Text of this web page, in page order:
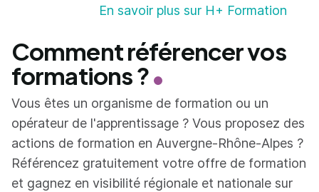
En savoir plus sur H+ Formation
Comment référencer vos
formations ?
Vous êtes un organisme de formation ou un
opérateur de l'apprentissage ? Vous proposez des
actions de formation en Auvergne-Rhône-Alpes ?
Référencez gratuitement votre offre de formation
et gagnez en visibilité régionale et nationale sur